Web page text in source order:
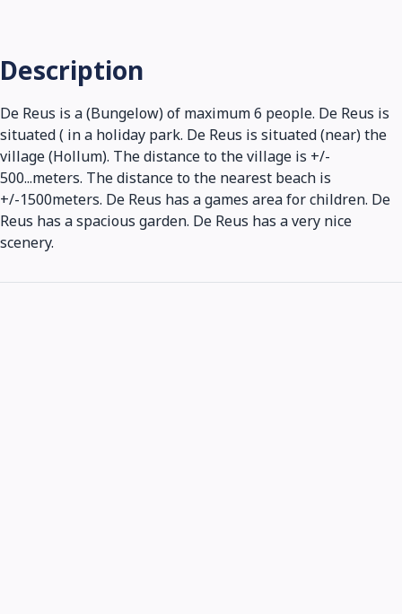
Description
De Reus is a (Bungelow) of maximum 6 people. De Reus is
situated ( in a holiday park. De Reus is situated (near) the
village (Hollum). The distance to the village is +/-
500...meters. The distance to the nearest beach is
+/-1500meters. De Reus has a games area for children. De
Reus has a spacious garden. De Reus has a very nice
scenery.